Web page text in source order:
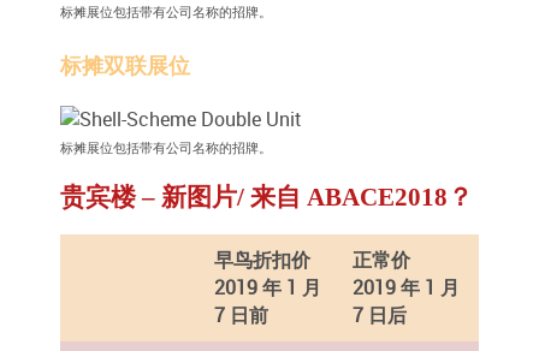
标摊展位包括带有公司名称的招牌。
标摊双联展位
标摊展位包括带有公司名称的招牌。
贵宾楼 – 新图片/ 来自 ABACE2018？
早鸟折扣价
2019 年 1 月
7 日前
正常价
2019 年 1 月
7 日后